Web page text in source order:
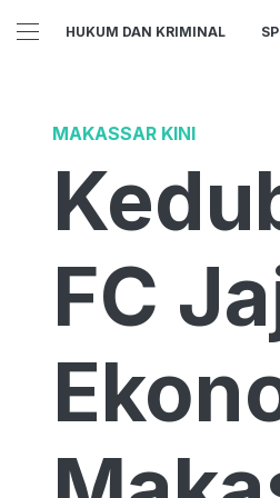
HUKUM DAN KRIMINAL
MAKASSAR KINI
FC